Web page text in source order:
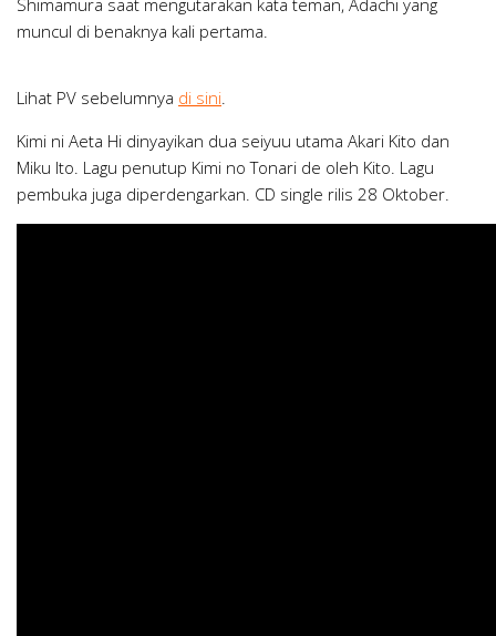
muncul di benaknya kali pertama.
Lihat PV sebelumnya di sini
Kimi ni Aeta Hi dinyayikan dua seiyuu utama Akari Kito dan
Miku Ito. Lagu penutup Kimi no Tonari de oleh Kito. Lagu
pembuka juga diperdengarkan. CD single rilis 28 Oktober.